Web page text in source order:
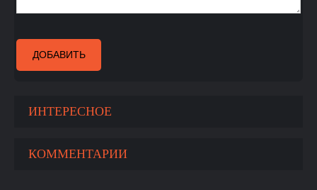
ДОБАВИТЬ
ИНТЕРЕСНОЕ
КОММЕНТАРИИ